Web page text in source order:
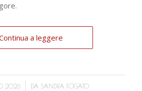
a leggere
2026 DA SANDRA FOGATO